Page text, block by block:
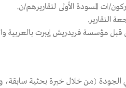
2019 : نشر كل التقارير من قبل مؤسسة فريدريش إيبرت
الجودة (من خلال خبرة بحثية سابقة،